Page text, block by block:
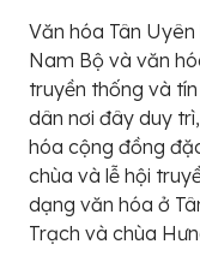
Văn hóa Tân
Nam Bộ và văn
truyền thống và
dân nơi đây duy
hóa cộng đồng
chùa và lễ hội
dạng văn hóa ở
Trạch và chùa